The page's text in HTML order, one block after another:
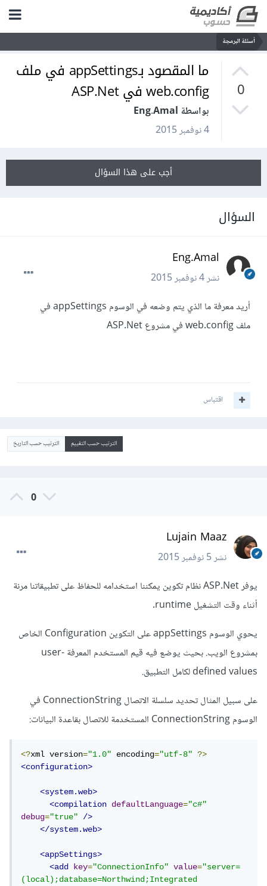
أسئلة البرمجة
0
ما المقصود بـappSettings في ملف
web.config في ASP.Net
بواسطة Eng.Amal
4 نوفمبر 2015
أجب على هذا السؤال
السؤال
Eng.Amal
نشر4 نوفمبر 2015
أريد معرفة ما الذي يتم وضعه في الوسوم appSettings في
ملف web.config في مشروع ASP.Net
اقتباس
الترتيب حسب التقييم الترتيب حسب التاريخ
0
Lujain Maaz
نشر5 نوفمبر 2015
يوفر ASP.Net نظام تكوين يمكننا استخدامه للحفاظ على تطبيقاتنا مرنة
أثناء وقت التشغيل runtime.
يحوي الوسوم appSettings على التكوين Configuration الخاص
بمشروع الويب. بحيث يوضع فيه قيم المستخدم المعرفة user-
defined values لكامل التطبيق.
على سبيل المثال تحديد سلسلة الاتصال ConnectionString في
الوسوم ConnectionString المستخدمة للاتصال بقاعدة البيانات:
<?xml version="1.0" encoding="utf-8"
?>
<configuration>
<system.web>
<compilation
defaultLanguage="c#"
debug="true"
/>
</system.web>
<appSettings>
<add
key="ConnectionInfo" value="server=
(local);database=Northwind;Integrated